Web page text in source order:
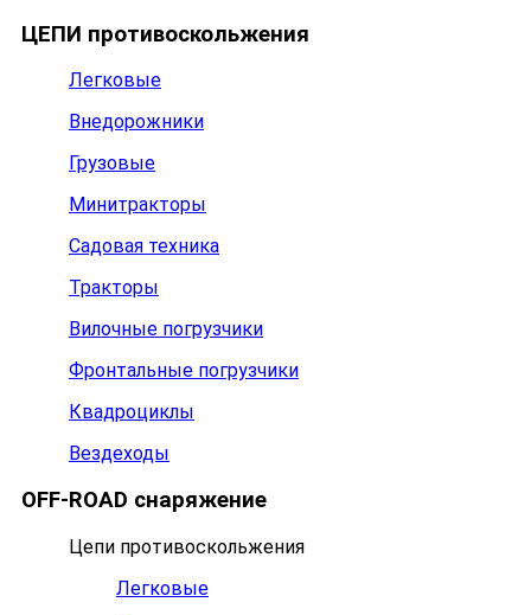
ЦЕПИ противоскольжения
Легковые
Внедорожники
Грузовые
Минитракторы
Садовая техника
Тракторы
Вилочные погрузчики
Фронтальные погрузчики
Квадроциклы
Вездеходы
OFF-ROAD снаряжение
Цепи противоскольжения
Легковые